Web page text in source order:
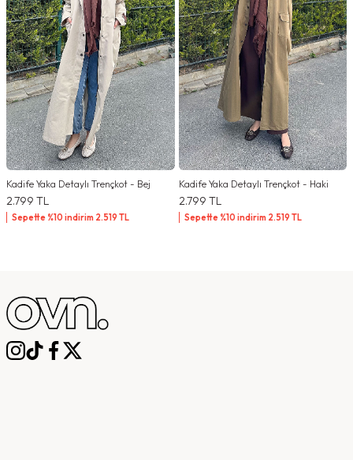
Kadife Yaka Detaylı Trençkot - Bej
2.799 TL
Sepette %10 indirim 2.519 TL
Kadife Yaka Detaylı Trençkot - Haki
2.799 TL
Sepette %10 indirim 2.519 TL